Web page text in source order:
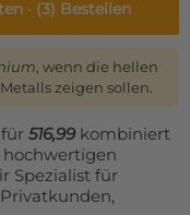
· (3) Bestellen
, wenn die hellen
zeigen sollen.
für 516,99kombiniert
hochwertigen
Spezialist für